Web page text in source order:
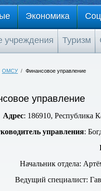
Экономика
учреждения Туризм
ОМСУ / Финансовое управление
управление
Адрес: 186910, Республика
управления:
Начальник отдела:
Ведущий специалист: